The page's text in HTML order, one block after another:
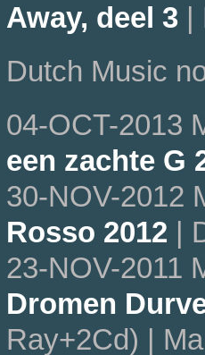
Away, deel 3 |
Dutch Music
04-OCT-2013
een zachte G
30-NOV-2012
Rosso 2012 |
23-NOV-2011
Dromen
Ray+2Cd) |